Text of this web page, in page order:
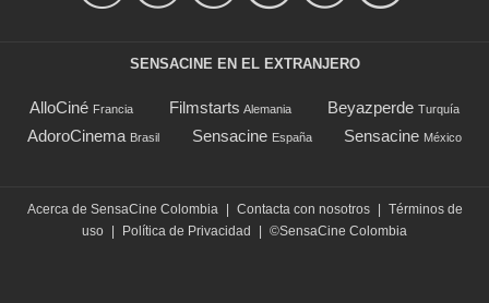
SENSACINE EN EL EXTRANJERO
AlloCiné Francia Filmstarts Alemania Beyazperde Turquía
AdoroCinema Brasil Sensacine España Sensacine México
Acerca de SensaCine Colombia Contacta con nosotros
Términos de
uso
Política de Privacidad ©SensaCine Colombia